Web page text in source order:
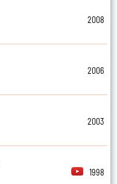
2008
2006
2003
1998